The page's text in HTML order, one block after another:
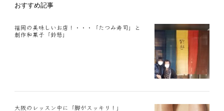
おすすめ記事
福岡の美味しいお店！・・・「たつみ寿司」と
創作和菓子「鈴懸」
大阪のレッスン中に「脚がスッキリ！」